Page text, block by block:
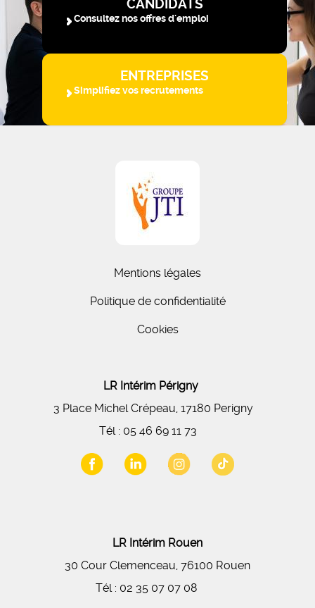
CANDIDATS
Consultez nos offres d'emploi
ENTREPRISES
Simplifiez vos recrutements
Mentions légales
Politique de confidentialité
Cookies
LR Intérim Périgny
3 Place Michel Crépeau, 17180 Perigny
Tél : 05 46 69 11 73
LR Intérim Rouen
30 Cour Clemenceau, 76100 Rouen
Tél : 02 35 07 07 08